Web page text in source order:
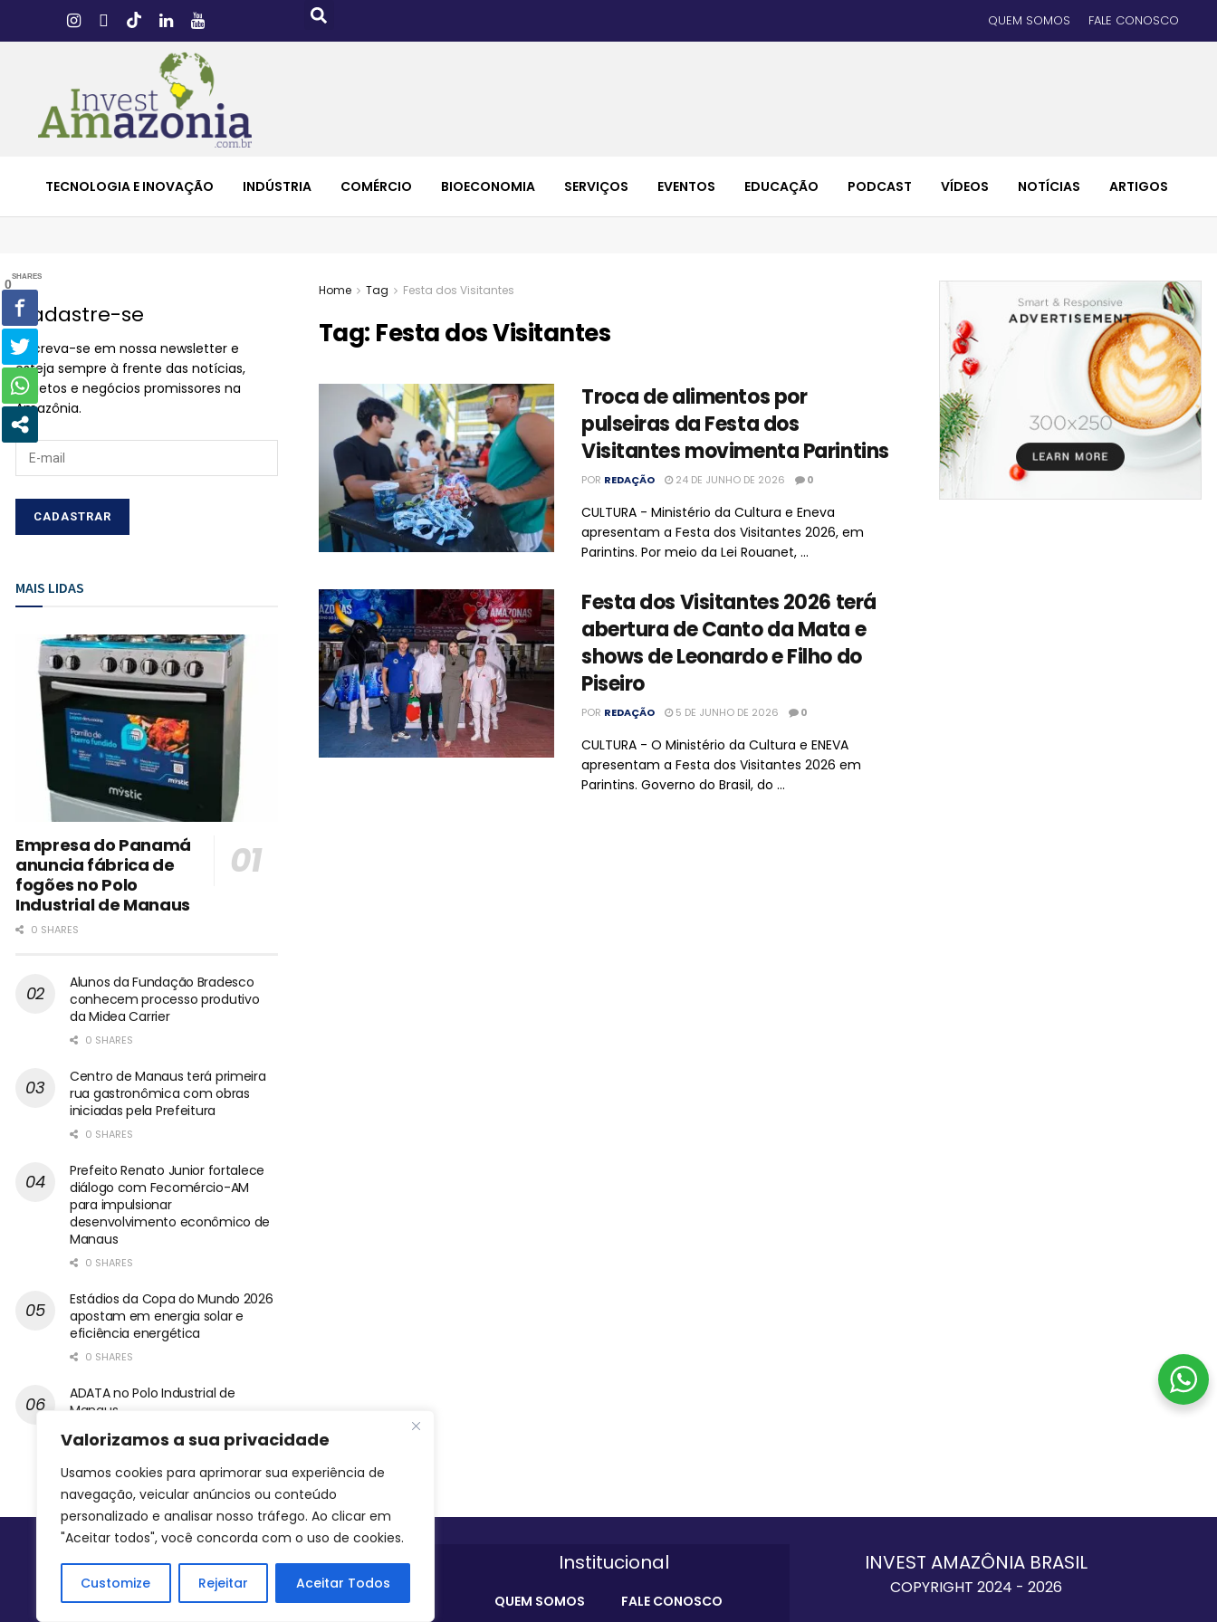
Valorizamos a sua privacidade
Usamos cookies para aprimorar sua experiência de
navegação, veicular anúncios ou conteúdo
personalizado e analisar nosso tráfego. Ao clicar em
"Aceitar todos", você concorda com o uso de cookies.
Customize Rejeitar Aceitar Todos
QUEM SOMOS FALE CONOSCO
TECNOLOGIA E INOVAÇÃO INDÚSTRIA COMÉRCIO BIOECONOMIA SERVIÇOS EVENTOS EDUCAÇÃO PODCAST VÍDEOS NOTÍCIAS ARTIGOS
Home Tag Festa dos Visitantes
Tag: Festa dos Visitantes
Troca de alimentos por
pulseiras da Festa dos
Visitantes movimenta Parintins
POR REDAÇÃO 24 DE JUNHO DE 2026 0
CULTURA - Ministério da Cultura e Eneva
apresentam a Festa dos Visitantes 2026, em
Parintins. Por meio da Lei Rouanet, ...
Festa dos Visitantes 2026 terá
abertura de Canto da Mata e
shows de Leonardo e Filho do
Piseiro
POR REDAÇÃO 5 DE JUNHO DE 2026 0
CULTURA - O Ministério da Cultura e ENEVA
apresentam a Festa dos Visitantes 2026 em
Parintins. Governo do Brasil, do ...
Cadastre-se
Inscreva-se em nossa newsletter e
esteja sempre à frente das notícias,
projetos e negócios promissores na
Amazônia.
MAIS LIDAS
Empresa do Panamá
anuncia fábrica de
fogões no Polo
Industrial de Manaus
0 SHARES
Alunos da Fundação Bradesco
conhecem processo produtivo
da Midea Carrier
0 SHARES
Centro de Manaus terá primeira
rua gastronômica com obras
iniciadas pela Prefeitura
0 SHARES
Prefeito Renato Junior fortalece
diálogo com Fecomércio-AM
para impulsionar
desenvolvimento econômico de
Manaus
0 SHARES
Estádios da Copa do Mundo 2026
apostam em energia solar e
eficiência energética
0 SHARES
ADATA no Polo Industrial de
Manaus
0 SHARES
Siga-nos Institucional
QUEM SOMOS FALE CONOSCO
INVEST AMAZÔNIA BRASIL
COPYRIGHT 2024 - 2026
0
SHARES